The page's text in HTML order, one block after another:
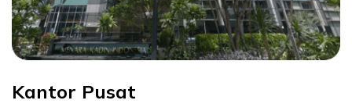
Kantor Pusat